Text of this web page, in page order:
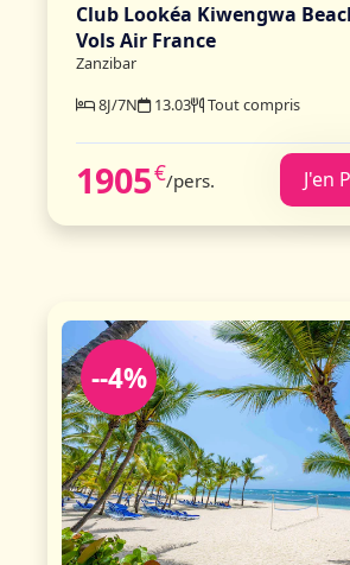
Club Lookéa Kiwengwa
Vols Air France
Zanzibar
8J/7N
13.03 Tout compris
1905€/pers. J'en
--4%